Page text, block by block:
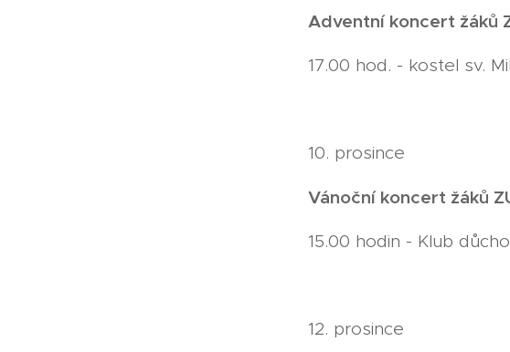
Adventní koncert žáků
17.00 hod. - kostel sv.
10. prosince
Vánoční koncert žáků
15.00 hodin - Klub
12. prosince